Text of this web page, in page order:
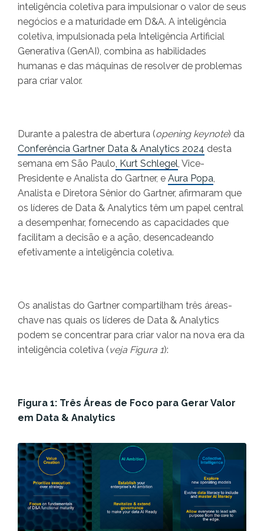
inteligência coletiva para impulsionar o valor de seus
negócios e a maturidade em D&A. A inteligência
coletiva, impulsionada pela Inteligência Artificial
Generativa (GenAI), combina as habilidades
humanas e das máquinas de resolver de problemas
para criar valor.
Durante a palestra de abertura (opening keynote) da
Conferência Gartner Data & Analytics 2024 desta
semana em São Paulo, Kurt Schlegel, Vice-
Presidente e Analista do Gartner, e Aura Popa,
Analista e Diretora Sênior do Gartner, afirmaram que
os líderes de Data & Analytics têm um papel central
a desempenhar, fornecendo as capacidades que
facilitam a decisão e a ação, desencadeando
efetivamente a inteligência coletiva.
Os analistas do Gartner compartilham três áreas-
chave nas quais os líderes de Data & Analytics
podem se concentrar para criar valor na nova era da
inteligência coletiva (veja Figura 1):
Figura 1: Três Áreas de Foco para Gerar Valor
em Data & Analytics